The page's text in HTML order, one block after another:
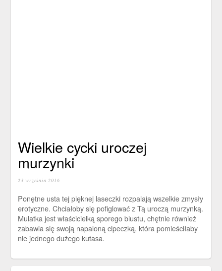
Wielkie cycki uroczej
murzynki
23 września 2016
Ponętne usta tej pięknej laseczki rozpalają wszelkie zmysły
erotyczne. Chciałoby się pofiglować z Tą uroczą murzynką.
Mulatka jest właścicielką sporego biustu, chętnie również
zabawia się swoją napaloną cipeczką, która pomieściłaby
nie jednego dużego kutasa.